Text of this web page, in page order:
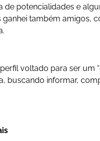
de potencialidades e
também amigos,
voltado para ser um
buscando informar,